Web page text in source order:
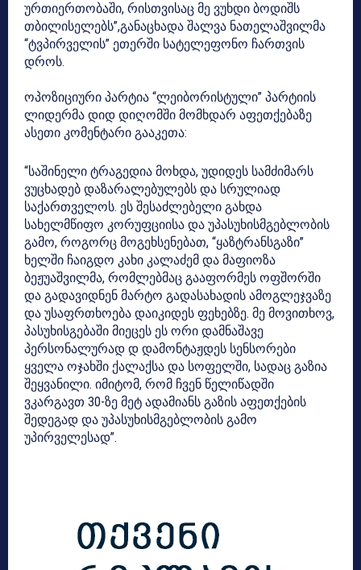
ურთიერთობაში, რისთვისაც მე ვუხდი ბოდიშს
თბილისელებს”,განაცხადა შალვა ნათელაშვილმა
“ტვპირველის” ეთერში სატელეფონო ჩართვის
დროს.
ოპოზიციური პარტია “ლეიბორისტული” პარტიის
ლიდერმა დიდ დიღომში მომხდარ აფეთქებაზე
ასეთი კომენტარი გააკეთა:
“საშინელი ტრაგედია მოხდა, უდიდეს სამძიმარს
ვუცხადებ დაზარალებულებს და სრულიად
საქართველოს. ეს შესაძლებელი გახდა
სახელმწიფო კორუფციისა და უპასუხისმგებლობის
გამო, როგორც მოგეხსენებათ, “ყაზტრანსგაზი”
ხელში ჩაიგდო კახი კალაძემ და მაფიოზა
ბეჟუაშვილმა, რომლებმაც გააფორმეს ოფშორში
და გადავიდნენ მარტო გადასახადის ამოგლეჯვაზე
და უსაფრთხოება დაიკიდეს ფეხებზე. მე მოვითხოვ,
პასუხისგებაში მიეცეს ეს ორი დამნაშავე
პერსონალურად დ დამონტაჟდეს სენსორები
ყველა ოჯახში ქალაქსა და სოფელში, სადაც გაზია
შეყვანილი. იმიტომ, რომ ჩვენ წელიწადში
ვკარგავთ 30-ზე მეტ ადამიანს გაზის აფეთქების
შედეგად და უპასუხისმგებლობის გამო
უპირველესად”.